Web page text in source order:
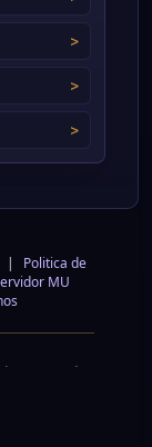
|
Politica de
MU